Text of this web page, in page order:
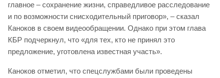
главное – сохранение жизни, справедливое расследование
и по возможности снисходительный приговор», – сказал
Каноков в своем видеообращении. Однако при этом глава
КБР подчеркнул, что «для тех, кто не принял это
предложение, уготовлена известная участь».
Каноков отметил, что спецслужбами были проведены